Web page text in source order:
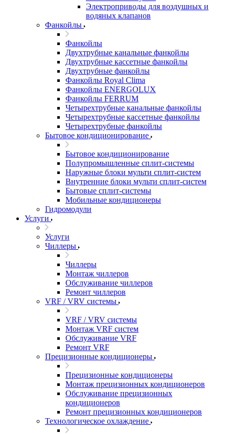
Электроприводы для воздушных и
водяных клапанов
Фанкойлы
Фанкойлы
Двухтрубные канальные фанкойлы
Двухтрубные кассетные фанкойлы
Двухтрубные фанкойлы
Фанкойлы Royal Clima
Фанкойлы ENERGOLUX
Фанкойлы FERRUM
Четырехтрубные канальные фанкойлы
Четырехтрубные кассетные фанкойлы
Четырехтрубные фанкойлы
Бытовое кондиционирование
Бытовое кондиционирование
Полупромышленные сплит-системы
Наружные блоки мульти сплит-систем
Внутренние блоки мульти сплит-систем
Бытовые сплит-системы
Мобильные кондиционеры
Гидромодули
Услуги
Услуги
Чиллеры
Чиллеры
Монтаж чиллеров
Обслуживание чиллеров
Ремонт чиллеров
VRF / VRV системы
VRF / VRV системы
Монтаж VRF систем
Обслуживание VRF
Ремонт VRF
Прецизионные кондиционеры
Прецизионные кондиционеры
Монтаж прецизионных кондиционеров
Обслуживание прецизионных
кондиционеров
Ремонт прецизионных кондиционеров
Технологическое охлаждение